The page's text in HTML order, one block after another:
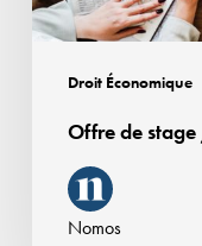
Droit Économique
Offre de
Nomos